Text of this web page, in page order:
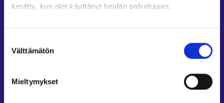
kerätty, kun olet käyttänyt heidän palvelujaan.
Löydät tietoa evästeiden käyttötarkoituksista
Lue tarkemmin
valinta
Välttämätön
Mieltymykset
Työ- ja elinkeinoministeriö⁠
Osaamispolku⁠